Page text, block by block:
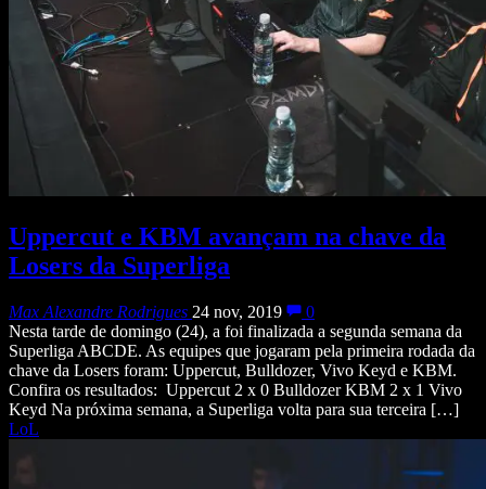
Uppercut e KBM avançam na chave da
Losers da Superliga
Max Alexandre Rodrigues 24 nov, 2019
0
Nesta tarde de domingo (24), a foi finalizada a segunda semana da
Superliga ABCDE. As equipes que jogaram pela primeira rodada da
chave da Losers foram: Uppercut, Bulldozer, Vivo Keyd e KBM.
Confira os resultados: Uppercut 2 x 0 Bulldozer KBM 2 x 1 Vivo
Keyd Na próxima semana, a Superliga volta para sua terceira […]
LoL